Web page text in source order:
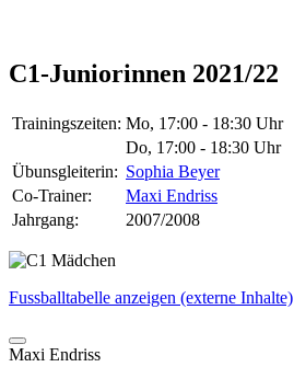
C1-Juniorinnen 2021/22
Trainingszeiten: Mo, 17:00 - 18:30 Uhr
Do, 17:00 - 18:30 Uhr
Übunsgleiterin: Sophia Beyer
Co-Trainer:
Maxi Endriss
Jahrgang:
2007/2008
Fussballtabelle anzeigen (externe Inhalte)
Maxi Endriss